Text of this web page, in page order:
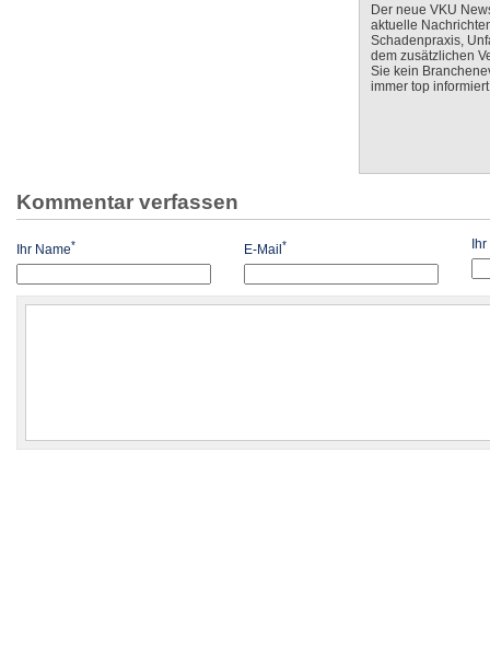
Der neue VKU
aktuelle
Schadenpraxis,
dem zusätzlichen
Sie kein
immer top
Kommentar verfassen
Ihr Name* E-Mail* Ihr